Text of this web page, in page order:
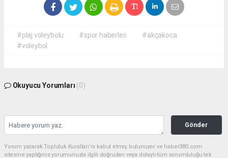
#plaj voleybolu #spor haberleri
#akçakoca
#voleybol
Okuyucu Yorumları (0)
Gönder
Yorum yazarak Topluluk Kuralları’nı kabul etmiş bulunuyor ve haber380.com
sitesine yaptığınız yorumunuzla ilgili doğrudan veya dolaylı tüm sorumluluğu tek